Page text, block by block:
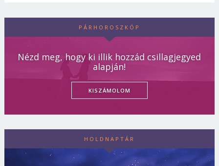
PÁRHOROSZKÓP
Nézd meg, hogy ki illik hozzád csillagjegyed
alapján!
KISZÁMOLOM
HOLDNAPTÁR